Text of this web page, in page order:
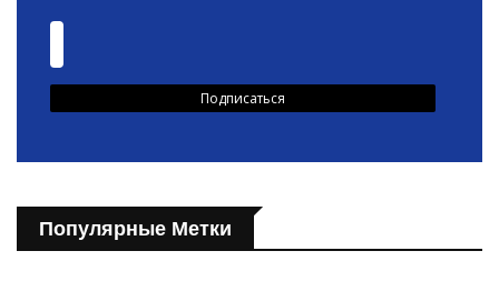
Популярные Метки